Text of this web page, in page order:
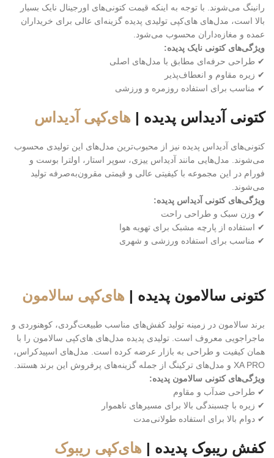
رانینگ می‌شوند. با توجه به اینکه قیمت کتونی‌های اورجینال نایک بسیار
بالا است، مدل‌های های‌کپی تولیدی پدیده گزینه‌ای عالی برای خریداران
عمده و مغازه‌داران محسوب می‌شود.
ویژگی‌های کتونی نایک پدیده:
✔ طراحی حرفه‌ای مطابق با مدل‌های اصلی
✔ زیره مقاوم و انعطاف‌پذیر
✔ مناسب برای استفاده روزمره و ورزشی
کتونی آدیداس پدیده | های‌کپی آدیداس
کتونی‌های آدیداس پدیده نیز از محبوب‌ترین مدل‌های این تولیدی محسوب
می‌شوند. مدل‌هایی مانند آدیداس ییزی، سوپر استار، اولترا بوست و
فورام در این مجموعه با کیفیتی عالی و قیمتی مقرون‌به‌صرفه تولید
می‌شوند.
ویژگی‌های کتونی آدیداس پدیده:
✔ وزن سبک و طراحی راحت
✔ استفاده از پارچه مشبک برای تهویه هوا
✔ مناسب برای استفاده ورزشی و شهری
کتونی سالامون پدیده | های‌کپی سالامون
برند سالامون در زمینه تولید کفش‌های مناسب طبیعت‌گردی، کوهنوردی و
ماجراجویی معروف است. تولیدی پدیده مدل‌های های‌کپی سالامون را با
همان کیفیت و طراحی به بازار عرضه کرده است. مدل‌های اسپیدکراس،
XA PRO و مدل‌های ترکینگ از جمله گزینه‌های پرفروش این برند هستند.
ویژگی‌های کتونی سالامون پدیده:
✔ طراحی ضدآب و مقاوم
✔ زیره با چسبندگی بالا برای مسیرهای ناهموار
✔ دوام بالا برای استفاده طولانی‌مدت
کفش ریبوک پدیده | های‌کپی ریبوک